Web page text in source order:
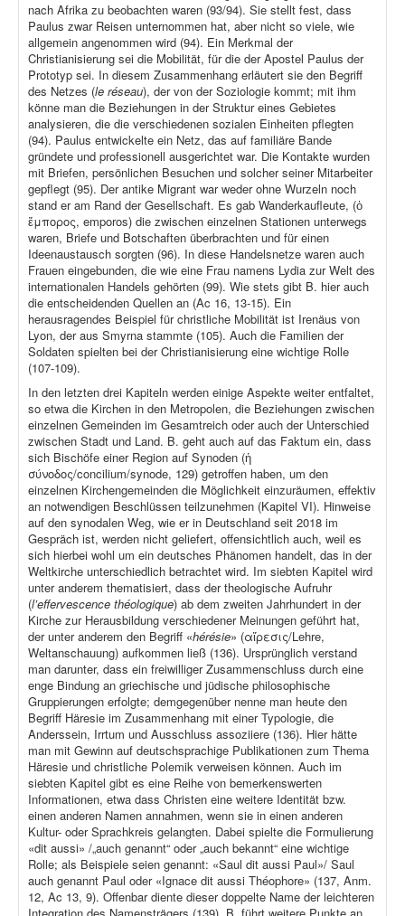
nach Afrika zu beobachten waren (93/94). Sie stellt fest, dass
Paulus zwar Reisen unternommen hat, aber nicht so viele, wie
allgemein angenommen wird (94). Ein Merkmal der
Christianisierung sei die Mobilität, für die der Apostel Paulus der
Prototyp sei. In diesem Zusammenhang erläutert sie den Begriff
des Netzes (le réseau), der von der Soziologie kommt; mit ihm
könne man die Beziehungen in der Struktur eines Gebietes
analysieren, die die verschiedenen sozialen Einheiten pflegten
(94). Paulus entwickelte ein Netz, das auf familiäre Bande
gründete und professionell ausgerichtet war. Die Kontakte wurden
mit Briefen, persönlichen Besuchen und solcher seiner Mitarbeiter
gepflegt (95). Der antike Migrant war weder ohne Wurzeln noch
stand er am Rand der Gesellschaft. Es gab Wanderkaufleute, (ὁ
ἔμπορος, emporos) die zwischen einzelnen Stationen unterwegs
waren, Briefe und Botschaften überbrachten und für einen
Ideenaustausch sorgten (96). In diese Handelsnetze waren auch
Frauen eingebunden, die wie eine Frau namens Lydia zur Welt des
internationalen Handels gehörten (99). Wie stets gibt B. hier auch
die entscheidenden Quellen an (Ac 16, 13-15). Ein
herausragendes Beispiel für christliche Mobilität ist Irenäus von
Lyon, der aus Smyrna stammte (105). Auch die Familien der
Soldaten spielten bei der Christianisierung eine wichtige Rolle
(107-109).
In den letzten drei Kapiteln werden einige Aspekte weiter entfaltet,
so etwa die Kirchen in den Metropolen, die Beziehungen zwischen
einzelnen Gemeinden im Gesamtreich oder auch der Unterschied
zwischen Stadt und Land. B. geht auch auf das Faktum ein, dass
sich Bischöfe einer Region auf Synoden (ἡ
σύνοδος/concilium/synode, 129) getroffen haben, um den
einzelnen Kirchengemeinden die Möglichkeit einzuräumen, effektiv
an notwendigen Beschlüssen teilzunehmen (Kapitel VI). Hinweise
auf den synodalen Weg, wie er in Deutschland seit 2018 im
Gespräch ist, werden nicht geliefert, offensichtlich auch, weil es
sich hierbei wohl um ein deutsches Phänomen handelt, das in der
Weltkirche unterschiedlich betrachtet wird. Im siebten Kapitel wird
unter anderem thematisiert, dass der theologische Aufruhr
(l’effervescence théologique) ab dem zweiten Jahrhundert in der
Kirche zur Herausbildung verschiedener Meinungen geführt hat,
der unter anderem den Begriff «hérésie» (αἵρεσις/Lehre,
Weltanschauung) aufkommen ließ (136). Ursprünglich verstand
man darunter, dass ein freiwilliger Zusammenschluss durch eine
enge Bindung an griechische und jüdische philosophische
Gruppierungen erfolgte; demgegenüber nenne man heute den
Begriff Häresie im Zusammenhang mit einer Typologie, die
Anderssein, Irrtum und Ausschluss assoziiere (136). Hier hätte
man mit Gewinn auf deutschsprachige Publikationen zum Thema
Häresie und christliche Polemik verweisen können. Auch im
siebten Kapitel gibt es eine Reihe von bemerkenswerten
Informationen, etwa dass Christen eine weitere Identität bzw.
einen anderen Namen annahmen, wenn sie in einen anderen
Kultur- oder Sprachkreis gelangten. Dabei spielte die Formulierung
«dit aussi» /„auch genannt“ oder „auch bekannt“ eine wichtige
Rolle; als Beispiele seien genannt: «Saul dit aussi Paul»/ Saul
auch genannt Paul oder «Ignace dit aussi Théophore» (137, Anm.
12, Ac 13, 9). Offenbar diente dieser doppelte Name der leichteren